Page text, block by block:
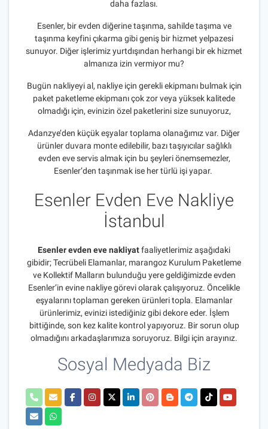
daha fazlası.
Esenler, bir evden diğerine taşınma, sahilde taşıma ve
taşınma keyfini çıkarma gibi geniş bir hizmet yelpazesi
sunuyor. Diğer işlerimiz yurtdışından herhangi bir ek hizmet
almanıza izin vermiyor mu?
Bugün nakliyeyi al, nakliye için gerekli ekipmanı bulmak için
paket paketleme ekipmanı çok zor veya yüksek kalitede
olmadığı için, evinizin özel paketlerini size sunuyoruz,
Adanzye’den küçük eşyalar toplama olanağımız var. Diğer
ürünler duvara monte edilebilir, bazı taşıyıcılar sağlıklı
evden eve servis almak için bu şeyleri önemsemezler,
Esenler’den taşınmak ise her türlü işi yapar.
Esenler Evden Eve Nakliye
İstanbul
Esenler evden eve nakliyatfaaliyetlerimiz aşağıdaki
gibidir; Tecrübeli Elamanlar, marangoz Kurulum Paketleme
ve Kollektif Malların bulunduğu yere geldiğimizde evden
Esenler’in evine nakliye görevi olarak çalışıyoruz. Öncelikle
eşyalarını toplaman gereken ürünleri topla. Elamanlar
ürünlerimiz, evinizi istediğiniz gibi dekore eder. İşlem
bittiğinde, son kez kalite kontrol yapıyoruz. Bir sorun olup
olmadığını arkadaşlarımıza soruyoruz. Bilgi için arayınız.
Sosyal Medyada Biz